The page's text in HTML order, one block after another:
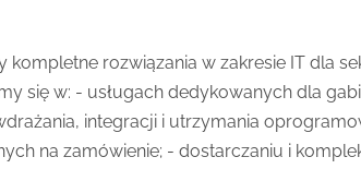
kompletne rozwiązania w zakresie IT dla
się w: - usługach dedykowanych dla
integracji i utrzymania
na zamówienie; - dostarczaniu i